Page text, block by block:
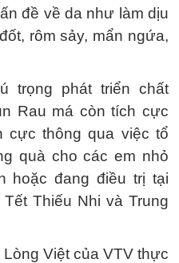
đề về da như làm dịu
rôm sảy, mẩn ngứa,
trọng phát triển chất
Rau má còn tích cực
cực thông qua việc tổ
quà cho các em nhỏ
hoặc đang điều trị tại
Thiếu Nhi và Trung
Việt của VTV thực